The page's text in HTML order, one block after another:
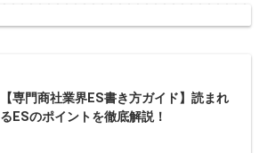
【専門商社業界ES書き方ガイド】読まれ
るESのポイントを徹底解説！